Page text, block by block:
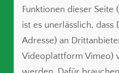
Funktionen dieser Seite
ist es unerlässlich, dass
Adresse) an
Videoplattform Vimeo)